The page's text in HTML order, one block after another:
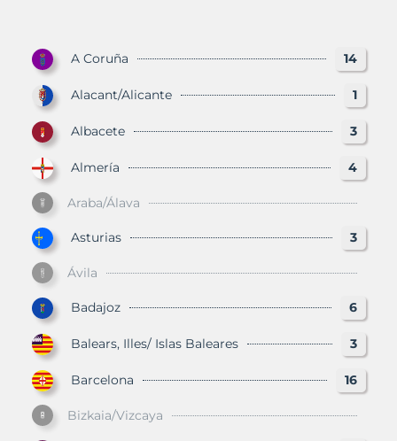
A Coruña 14
Alacant/Alicante 1
Albacete 3
Almería 4
Araba/Álava
Asturias 3
Ávila
Badajoz 6
Balears, Illes/ Islas Baleares 3
Barcelona 16
Bizkaia/Vizcaya